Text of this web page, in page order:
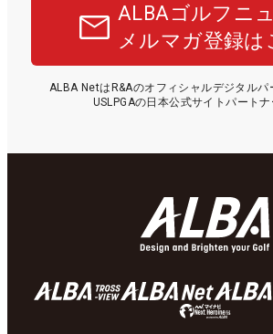
ALBAゴルフニ
メルマガ登録は
ALBA NetはR&Aのオフィシャルデジタルパ
USLPGAの日本公式サイトパートナ